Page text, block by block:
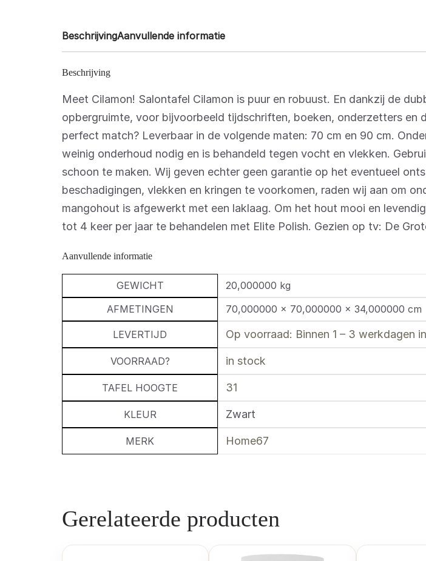
BeschrijvingAanvullende informatie
Beschrijving
Meet Cilamon! Salontafel Cilamon is puur en robuust. En dankzij de
opbergruimte, voor bijvoorbeeld tijdschriften, boeken, onderzetters en
perfect match? Leverbaar in de volgende maten: 70 cm en 90 cm.
weinig onderhoud nodig en is behandeld tegen vocht en vlekken.
schoon te maken. Wij geven echter geen garantie op het eventueel
beschadigingen, vlekken en kringen te voorkomen, raden wij aan om
mangohout is afgewerkt met een laklaag. Om het hout mooi en
tot 4 keer per jaar te behandelen met Elite Polish. Gezien op tv: De
Aanvullende informatie
GEWICHT
20,000000 kg
AFMETINGEN
70,000000 × 70,000000 × 34,000000 cm
LEVERTIJD Op voorraad: Binnen 1 – 3 werkdagen
VOORRAAD? in stock
TAFEL HOOGTE 31
KLEUR Zwart
MERK Home67
Gerelateerde producten